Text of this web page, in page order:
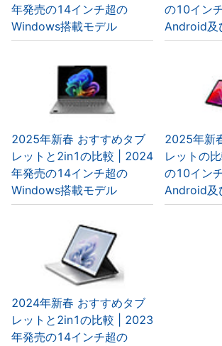
年発売の14インチ超の
Windows搭載モデル
の10イン
Android及
2025年新春 おすすめタブ
レットと2in1の比較 | 2024
年発売の14インチ超の
Windows搭載モデル
2025年新
レットの
の10イン
Android及
2024年新春 おすすめタブ
レットと2in1の比較 | 2023
年発売の14インチ超の